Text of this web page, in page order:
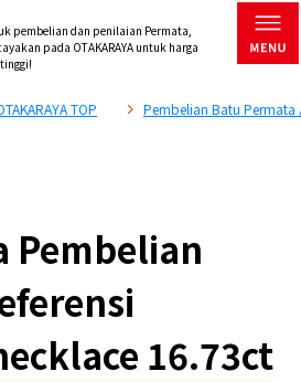
pembelian dan penilaian Permata,
pada OTAKARAYA untuk harga
TOP Pembelian Batu Permata
Pembelian
16.73ct